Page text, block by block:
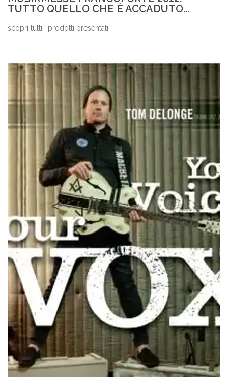
TUTTO QUELLO CHE È ACCADUTO...
scopri tutti i prodotti presentati!